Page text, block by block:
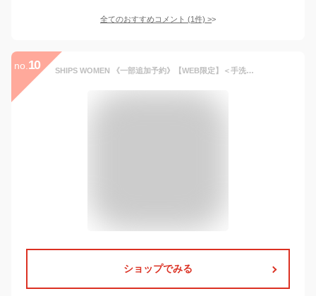
全てのおすすめコメント (1件) >
no. 10 SHIPS WOMEN 《一部追加予約》【WEB限定】＜手洗い可能＞シアー ジャカード ポロ 襟 ショート スリーブ プルオーバー シップス トップス ポロシャツ ホワイト ブラック【送料無料】
ショップでみる